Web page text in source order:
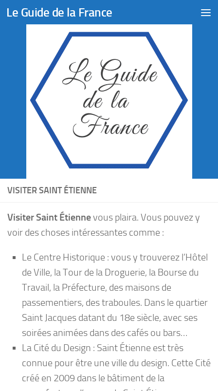
Skip to content
Le Guide de la France
VISITER SAINT ÉTIENNE
Visiter Saint Étiennevous plaira. Vous pouvez y
voir des choses intéressantes comme :
Le Centre Historique : vous y trouverez l’Hôtel
de Ville, la Tour de la Droguerie, la Bourse du
Travail, la Préfecture, des maisons de
passementiers, des traboules. Dans le quartier
Saint Jacques datant du 18e siècle, avec ses
soirées animées dans des cafés ou bars…
La Cité du Design : Saint Étienne est très
connue pour être une ville du design. Cette Cité
créé en 2009 dans le bâtiment de la